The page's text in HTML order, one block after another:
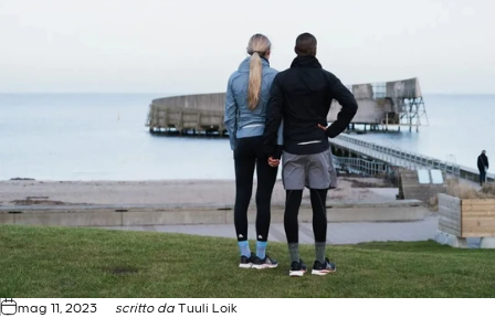
mag 11, 2023 scritto da Tuuli Loik